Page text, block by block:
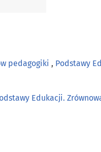
pedagogiki , Podstawy
Edukacji.